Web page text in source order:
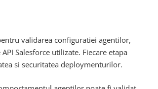
validarea configuratiei agentilor,
Salesforce utilizate. Fiecare etapa
si securitatea deploymenturilor.